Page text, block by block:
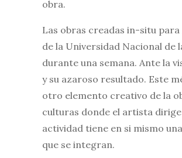
obra.
Las obras creadas in-situ
de la Universidad Nacional de
durante una semana. Ante la
y su azaroso resultado. Este
otro elemento creativo de la
culturas donde el artista
actividad tiene en si mismo
que se integran.